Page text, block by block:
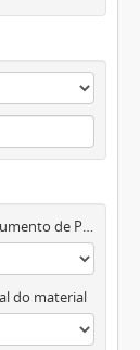
Instrumento de Pesquisa
do material